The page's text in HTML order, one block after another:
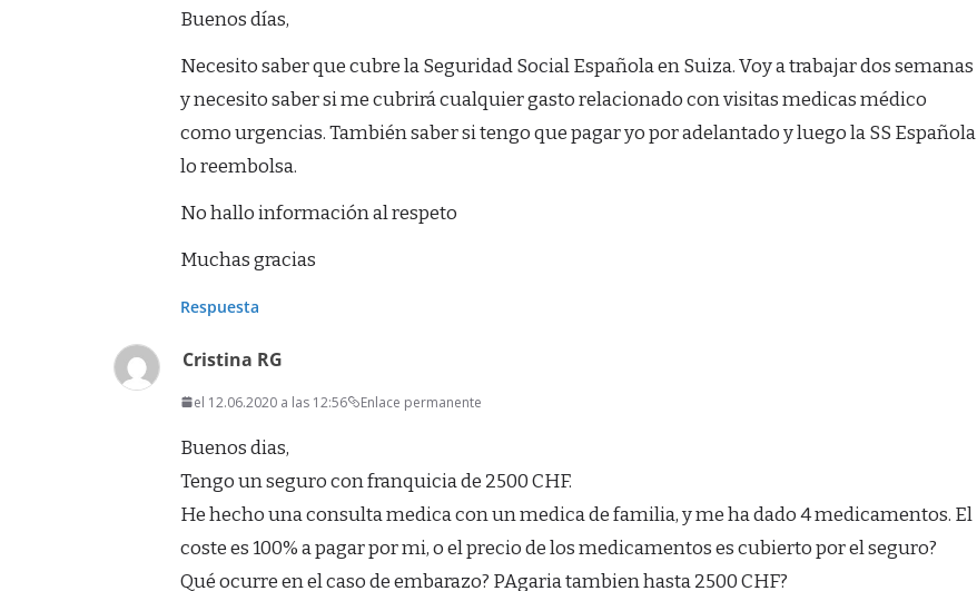
Buenos días,
Necesito saber que cubre la Seguridad Social Española en Suiza. Voy a trabajar dos semanas
y necesito saber si me cubrirá cualquier gasto relacionado con visitas medicas médico
como urgencias. También saber si tengo que pagar yo por adelantado y luego la SS Española
lo reembolsa.
No hallo información al respeto
Muchas gracias
Respuesta
Cristina RG
el 12.06.2020 a las 12:56 Enlace permanente
Buenos dias,
Tengo un seguro con franquicia de 2500 CHF.
He hecho una consulta medica con un medica de familia, y me ha dado 4 medicamentos. El
coste es 100% a pagar por mi, o el precio de los medicamentos es cubierto por el seguro?
Qué ocurre en el caso de embarazo? PAgaria tambien hasta 2500 CHF?